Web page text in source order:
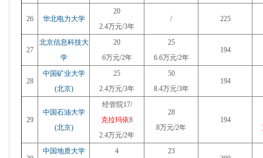
26 华北电力大学
20
2.4万元/3年
/ 225
27
北京信息科技大
学
20
6万元/2年
25
6.6万元/2年
194
28
中国矿业大学
(北京)
25
2.4万元/3年
50
8.4万元/3年
194
29
中国石油大学
(北京)
经管院17/
克拉玛依8
2.4万元/2年
28
8万元/2年
194
中国地质大学
4
23